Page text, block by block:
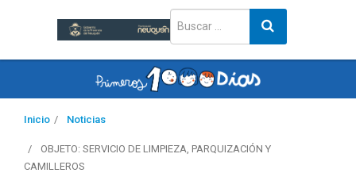
Inicio Noticias
OBJETO: SERVICIO DE LIMPIEZA, PARQUIZACIÓN Y
CAMILLEROS